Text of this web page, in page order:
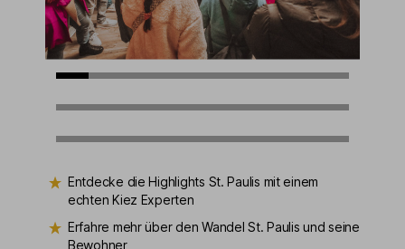
Entdecke die Highlights St. Paulis mit einem
echten Kiez Experten
Erfahre mehr über den Wandel St. Paulis und seine
Bewohner